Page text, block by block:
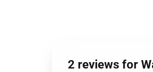
2 reviews for